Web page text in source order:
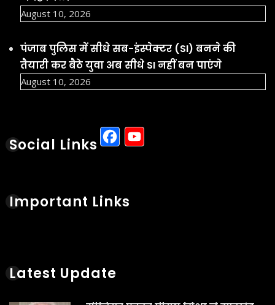
Important Links
सीनियर एक्टर पीयूष मिश्रा ने झारखंड
पर कटाक्ष किया है
और दुष्कर्म के मामले में गिरफ्तार किया